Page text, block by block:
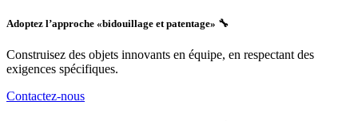
Adoptez l’approche «bidouillage et patentage» 🔧
Construisez des objets innovants en équipe, en respectant des
exigences spécifiques.
Contactez-nous